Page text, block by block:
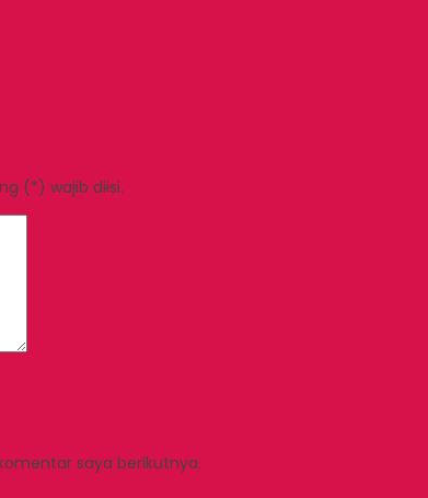
(*) wajib diisi.
saya berikutnya.